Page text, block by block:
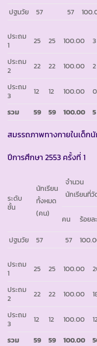
ปฐมวัย
57 57
ประถม
1
25 25 100.00 3
ประถม
2
22 22 100.00 2
ประถม
3
12 12 100.00 0
รวม
59 59 100.00 5
สมรรถภาพทางกายในเด็กนั
ปีการศึกษา 2553 ครั้งที่ 1
ระดับ
ชั้น
นักเรียน
ทั้งหมด
(คน)
จำนวน
นักเรียนที่วั
คน
ร้อยละ
ปฐมวัย
57 57
ประถม
1
25 25 100.00
ประถม
2
22 22 100.00
ประถม
3
12 12 100.00
รวม
59 59 100.00